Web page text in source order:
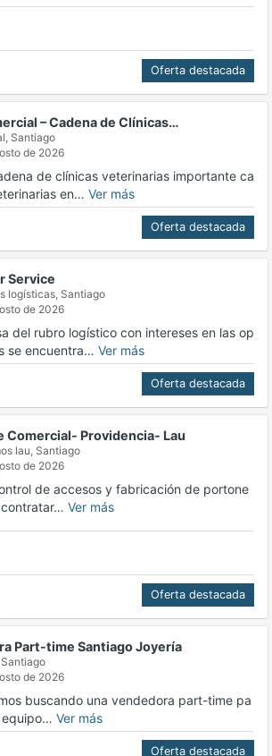
Oferta destacada
– Cadena de Clínicas…
Santiago
de 2026
de clínicas veterinarias importante ca
en… Ver más
Oferta destacada
Service
logísticas, Santiago
de 2026
del rubro logístico con intereses en las op
se encuentra… Ver más
Oferta destacada
Comercial- Providencia- Lau
lau, Santiago
de 2026
de accesos y fabricación de portone
contratar… Ver más
Oferta destacada
Part-time Santiago Joyería
Santiago
de 2026
buscando una vendedora part-time pa
equipo… Ver más
Oferta destacada